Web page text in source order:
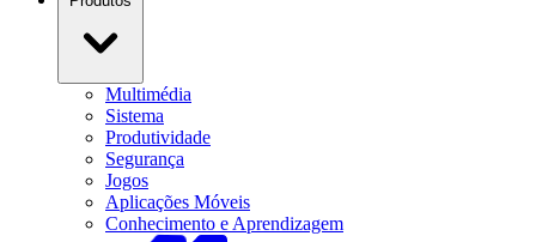
Multimédia
Sistema
Produtividade
Segurança
Jogos
Aplicações Móveis
Conhecimento e Aprendizagem